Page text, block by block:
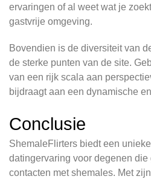
ervaringen of al weet wat je
gastvrije omgeving.
Bovendien is de diversiteit van
de sterke punten van de site.
van een rijk scala aan
bijdraagt aan een dynamische
Conclusie
ShemaleFlirters biedt een
datingervaring voor degenen
contacten met shemales. Met